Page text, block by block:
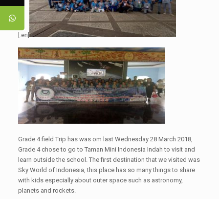
[:en]
Grade 4 field Trip has was om last Wednesday 28 March 2018,
Grade 4 chose to go to Taman Mini Indonesia Indah to visit and
learn outside the school. The first destination that we visited was
Sky World of Indonesia, this place has so many things to share
with kids especially about outer space such as astronomy,
planets and rockets.